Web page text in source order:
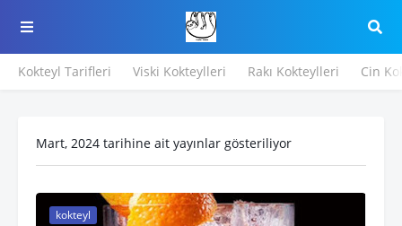
Kokteyl Tarifleri Viski Kokteylleri Rakı Kokteylleri Cin
Mart, 2024 tarihine ait yayınlar gösteriliyor
kokteyl